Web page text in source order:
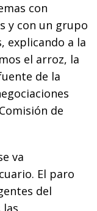
con
y con un grupo
explicando a la
el arroz, la
de la
de
va
El paro
del